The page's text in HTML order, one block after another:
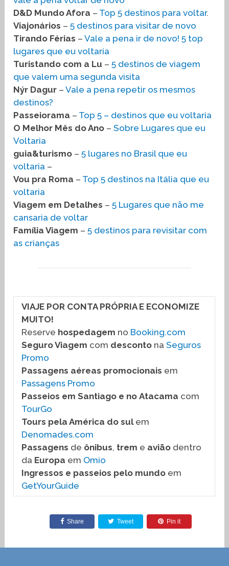
D&D Mundo Afora – Top 5 destinos para voltar.
Viajonários –5 destinos para visitar de novo
Tirando Férias –Vale a pena ir de novo! 5 top
lugares que eu voltaria
Turistando com a Lu –5 destinos de viagem
que valem uma segunda visita
Nýr Dagur –Vale a pena repetir os mesmos
destinos?
Passeiorama – Top 5 – destinos que eu voltaria
O Melhor Mês do Ano –Sobre Lugares que eu
Voltaria
guia&turismo –5 lugares no Brasil que eu
voltaria –
Vou pra Roma – Top 5 destinos na Itália que eu
voltaria
Viagem em Detalhes –5 Lugares que não me
cansaria de voltar
Família Viagem –5 destinos para revisitar com
as crianças
VIAJE POR CONTA PRÓPRIA E ECONOMIZE
MUITO!
Reserve hospedagem no Booking.com
Seguro Viagem com desconto naSeguros
Promo
Passagens aéreas promocionais em
Passagens Promo
Passeios em Santiago e no Atacama com
TourGo
Tours pela América do sulem
Denomades.com
Passagens de ônibus, trem e avião dentro
da Europa em Omio
Ingressos e passeios pelo mundo em
GetYourGuide
Share Tweet Pin it